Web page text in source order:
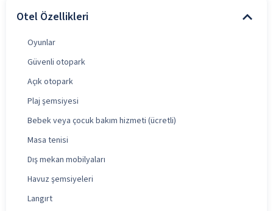
Otel Özellikleri
Oyunlar
Güvenli otopark
Açık otopark
Plaj şemsiyesi
Bebek veya çocuk bakım hizmeti (ücretli)
Masa tenisi
Dış mekan mobilyaları
Havuz şemsiyeleri
Langırt